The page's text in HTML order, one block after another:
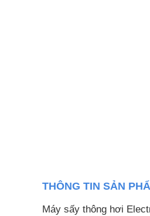
THÔNG TIN SẢN
Máy sấy thông hơi